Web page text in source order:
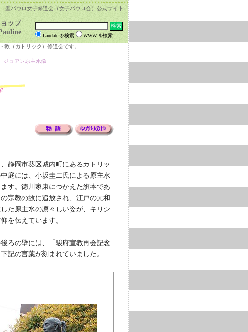
聖パウロ女子修道会（女子パウロ会）公式サイト
ップ
Laudate を検索 WWW を検索
（カトリック）修道会です。
ジョアン原主水像
静岡市葵区城内町にあるカトリッ
庭には、小坂圭二氏による原主水
す。徳川家康につかえた旗本であ
宗教の故に追放され、江戸の元和
た原主水の凛々しい姿が、キリシ
を伝えています。
ろの壁には、「駿府宣教再会記念
記の言葉が刻まれていました。